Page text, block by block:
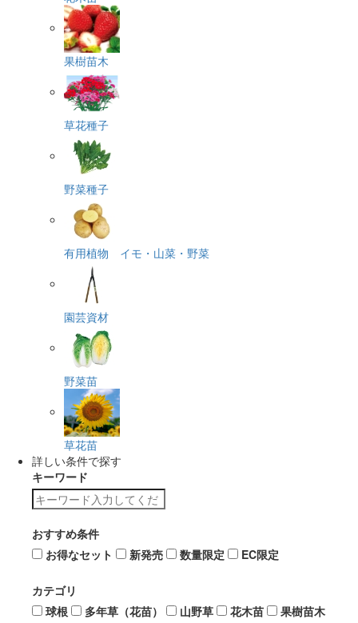
果樹苗木
草花種子
野菜種子
有用植物 イモ・山菜・野菜
園芸資材
野菜苗
草花苗
詳しい条件で探す
キーワード
おすすめ条件
お得なセット
新発売 数量限定 EC限定
カテゴリ
球根
多年草（花苗） 山野草 花木苗
果樹苗木